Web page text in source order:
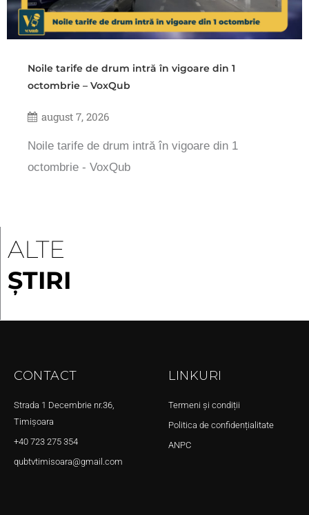
Noile tarife de drum intră în vigoare din 1
octombrie – VoxQub
august 7, 2026
Noile tarife de drum intră în vigoare din 1
octombrie - VoxQub
ALTE
ȘTIRI
CONTACT
Strada 1 Decembrie nr.36,
Timișoara
+40 723 275 354
qubtvtimisoara@gmail.com
LINKURI
Termeni și condiții
Politica de confidențialitate
ANPC